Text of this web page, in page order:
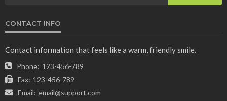
CONTACT INFO
Contact information that feels like a warm, friendly smile.
Phone: 123-456-789
Fax: 123-456-789
Email: email@support.com